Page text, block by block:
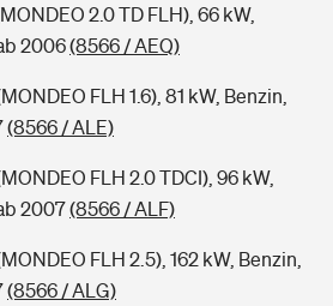
2.0 TD FLH), 66 kW,
2006(8566 / AEQ)
FLH 1.6), 81 kW, Benzin,
(8566 / ALE)
FLH 2.0 TDCI), 96 kW,
2007(8566 / ALF)
FLH 2.5), 162 kW, Benzin,
(8566 / ALG)